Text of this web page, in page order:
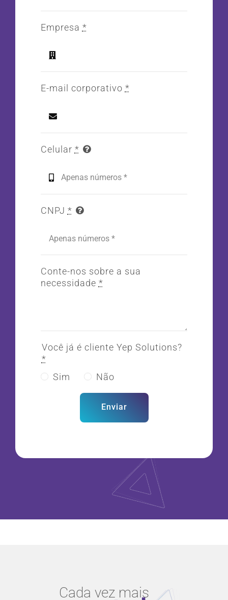
Empresa *
E-mail corporativo *
Celular *
CNPJ *
Conte-nos sobre a sua
necessidade *
Você já é cliente Yep Solutions?
*
Sim
Não
Enviar
Cada vez mais